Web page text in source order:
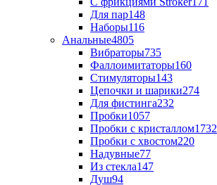
Для пар148
Наборы116
Анальные4805
Вибраторы735
Фаллоимитаторы160
Стимуляторы143
Цепочки и шарики274
Для фистинга232
Пробки1057
Пробки с кристаллом1732
Пробки с хвостом220
Надувные77
Из стекла147
Душ94